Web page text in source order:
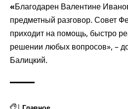
«Благодарен Валентине
предметный разговор. Совет
приходит на помощь, быстро
решении любых вопросов», –
Балицкий.
|